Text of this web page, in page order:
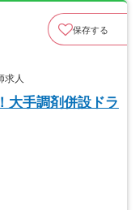
保存する
求人
大手調剤併設ドラ